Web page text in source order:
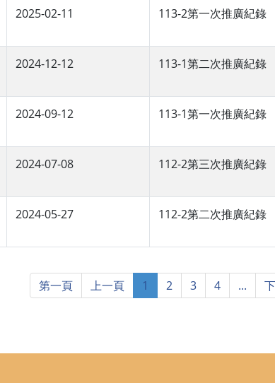
2025-02-11 113-2第一次推廣紀錄
2024-12-12 113-1第二次推廣紀錄
2024-09-12 113-1第一次推廣紀錄
2024-07-08 112-2第三次推廣紀錄
2024-05-27 112-2第二次推廣紀錄
第一頁 上一頁 1 2 3 4 ...